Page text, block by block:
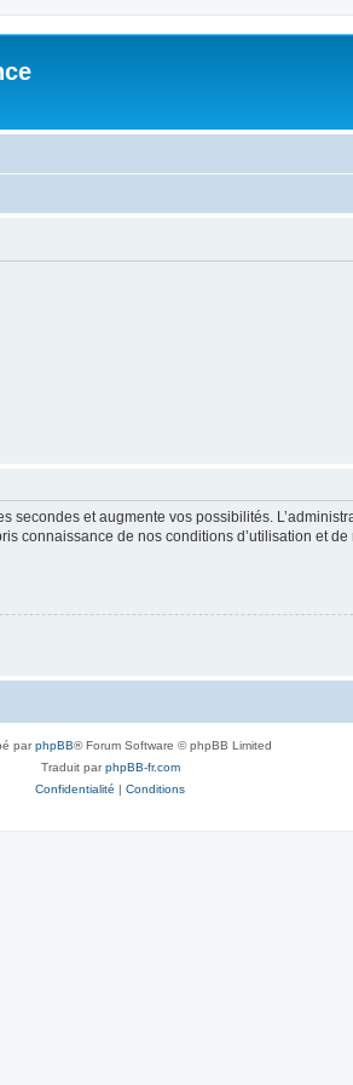
secondes et augmente vos possibilités.
connaissance de nos conditions d’utilisation et
parphpBB® Forum Software © phpBB Limited
Traduit parphpBB-fr.com
Confidentialité | Conditions